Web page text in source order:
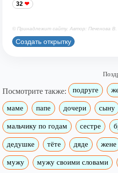
32
© Принадлежит сайту. Автор: Печенова В.
Создать открытку
Посмотрите также: подруге
маме папе дочери сыну
мальчику по годам сестре
дедушке тёте дяде жене
мужу мужу своими словами